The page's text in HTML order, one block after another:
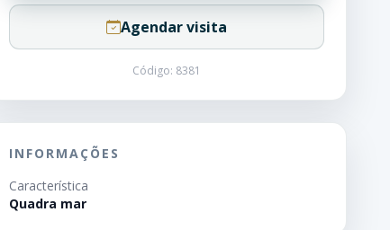
Agendar visita
Código: 8381
INFORMAÇÕES
Característica
Quadra mar